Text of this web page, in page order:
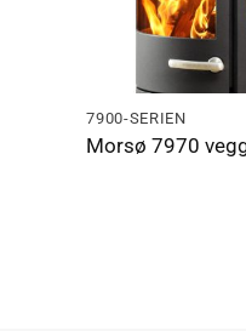
7900-SERIEN
Morsø 7970